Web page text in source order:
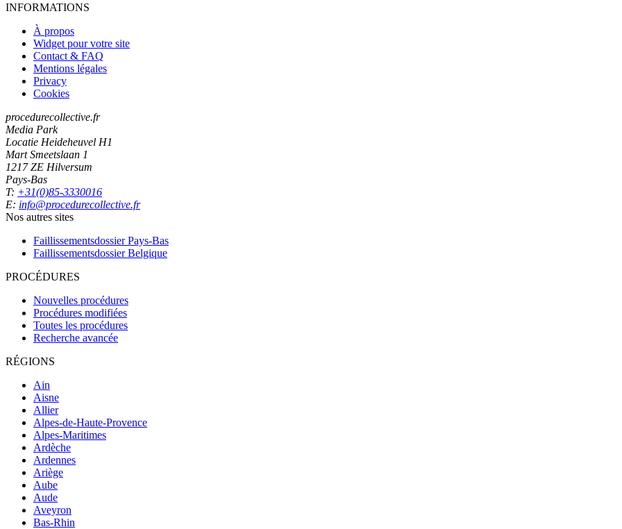
INFORMATIONS
À propos
Widget pour votre site
Contact & FAQ
Mentions légales
Privacy
Cookies
procedurecollective.fr
Media Park
Locatie Heideheuvel H1
Mart Smeetslaan 1
1217 ZE Hilversum
Pays-Bas
T: +31(0)85-3330016
E: info@procedurecollective.fr
Nos autres sites
Faillissementsdossier Pays-Bas
Faillissementsdossier Belgique
PROCÉDURES
Nouvelles procédures
Procédures modifiées
Toutes les procédures
Recherche avancée
RÉGIONS
Ain
Aisne
Allier
Alpes-de-Haute-Provence
Alpes-Maritimes
Ardèche
Ardennes
Ariège
Aube
Aude
Aveyron
Bas-Rhin